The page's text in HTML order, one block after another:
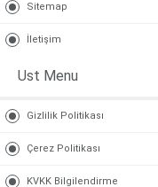
Sitemap
İletişim
Ust Menu
Gizlilik Politikası
Çerez Politikası
KVKK Bilgilendirme